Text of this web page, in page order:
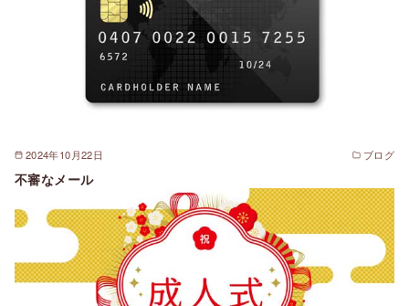
2024年10月22日 ブログ
不審なメール